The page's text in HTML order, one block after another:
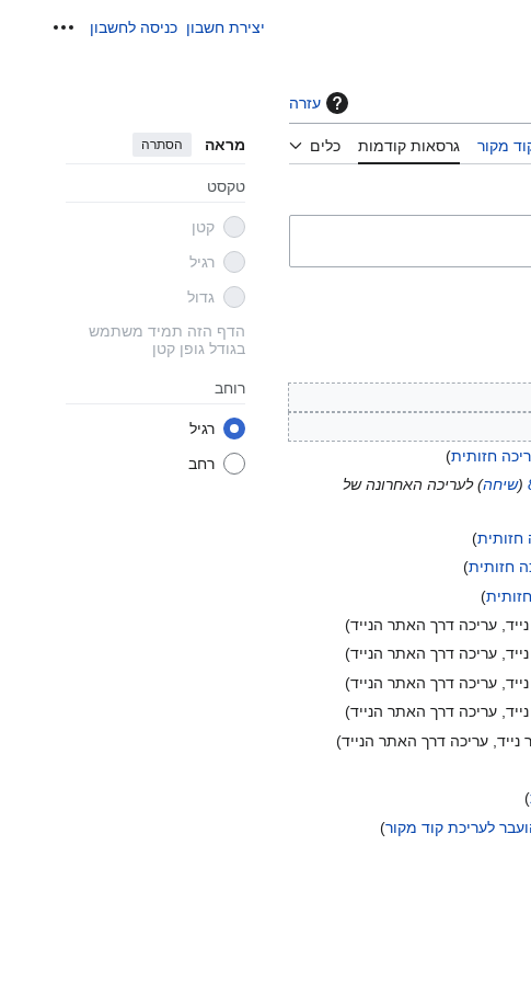
יצירת חשבון כניסה לחשבון כלים
עזרה
מקור גרסאות קודמות כלים מראה הסתרה
טקסט
קטן
רגיל
גדול
הדף הזה תמיד משתמש
בגודל גופן קטן
רוחב
רגיל
רחב
חזותית
(שיחה) לעריכה האחרונה של
חזותית
חזותית
עריכה דרך האתר הנייד
עריכה דרך האתר הנייד
עריכה דרך האתר הנייד
עריכה דרך האתר הנייד
עריכה דרך האתר הנייד
לעריכת קוד מקור